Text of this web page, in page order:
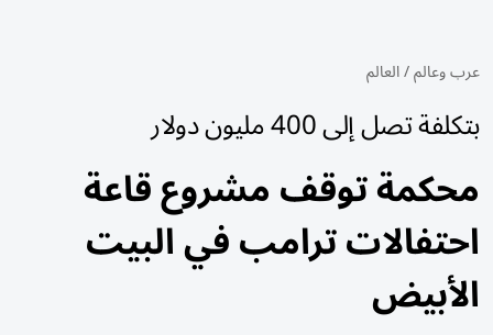
عرب وعالم/العالم
بتكلفة تصل إلى 400 مليون دولار
محكمة توقف مشروع قاعة
احتفالات ترامب في البيت
الأبيض